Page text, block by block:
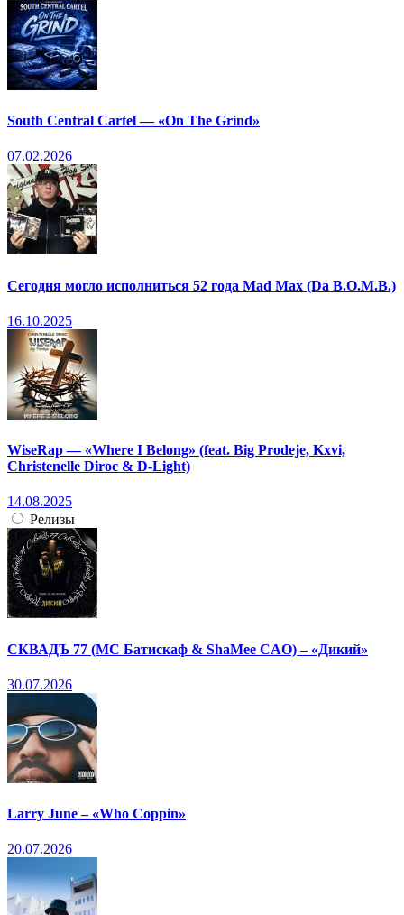
South Central Cartel — «On The Grind»
07.02.2026
Сегодня могло исполниться 52 года Mad Max (Da B.O.M.B.)
16.10.2025
WiseRap — «Where I Belong» (feat. Big Prodeje, Kxvi,
Christenelle Diroc & D-Light)
14.08.2025
Релизы
СКВАДЪ 77 (МС Батискаф & ShaMee CAO) – «Дикий»
30.07.2026
Larry June – «Who Coppin»
20.07.2026